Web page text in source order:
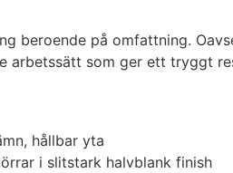
beroende på omfattning.
arbetssätt som ger ett tryggt
hållbar yta
i slitstark halvblank finish